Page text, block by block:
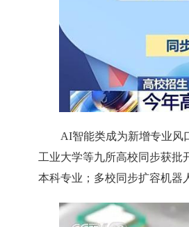
AI智能类成为新增专业风
工业大学等九所高校同步获批
本科专业；多校同步扩容机器